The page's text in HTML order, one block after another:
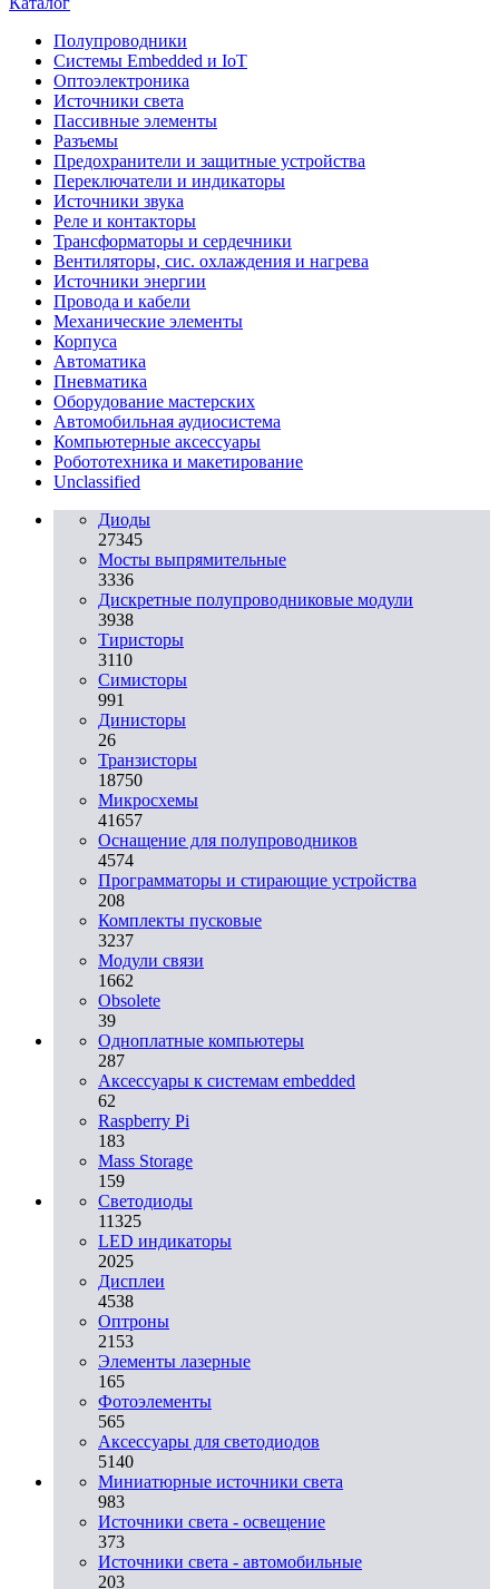
Полупроводники
Системы Embedded и IoT
Oптоэлектроника
Источники света
Пассивные элементы
Разъeмы
Предохранители и защитные устройства
Переключатели и индикаторы
Источники звука
Реле и контакторы
Трансформаторы и сердечники
Вентиляторы, сис. охлаждения и нагрева
Источники энергии
Провода и кабели
Механические элементы
Корпуса
Автоматика
Пневматика
Оборудование мастерских
Автомобильная аудиосистема
Компьютерные аксессуары
Робототехника и макетирование
Unclassified
Диоды
27345
Мосты выпрямительные
3336
Дискретные полупроводниковые модули
3938
Тиристоры
3110
Симисторы
991
Динисторы
26
Транзисторы
18750
Микросхемы
41657
Оснащение для полупроводников
4574
Программаторы и стирающие устройства
208
Комплекты пусковые
3237
Модули связи
1662
Obsolete
39
Одноплатные компьютеры
287
Аксессуары к системам embedded
62
Raspberry Pi
183
Mass Storage
159
Светодиоды
11325
LED индикаторы
2025
Дисплеи
4538
Оптроны
2153
Элементы лазерные
165
Фотоэлементы
565
Аксессуары для светодиодов
5140
Миниатюрные источники света
983
Источники света - освещение
373
Источники света - автомобильные
203